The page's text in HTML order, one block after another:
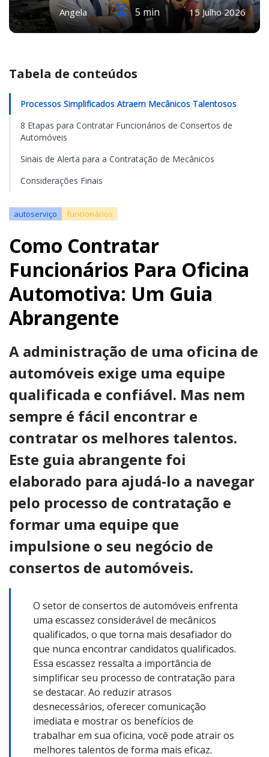
Angela 5 min 15 Julho 2026
Tabela de conteúdos
Processos Simplificados Atraem Mecânicos Talentosos
8 Etapas para Contratar Funcionários de Consertos de
Automóveis
Sinais de Alerta para a Contratação de Mecânicos
Considerações Finais
autoserviço funcionários
Como Contratar
Funcionários Para Oficina
Automotiva: Um Guia
Abrangente
A administração de uma oficina de
automóveis exige uma equipe
qualificada e confiável. Mas nem
sempre é fácil encontrar e
contratar os melhores talentos.
Este guia abrangente foi
elaborado para ajudá-lo a navegar
pelo processo de contratação e
formar uma equipe que
impulsione o seu negócio de
consertos de automóveis.
O setor de consertos de automóveis enfrenta
uma escassez considerável de mecânicos
qualificados, o que torna mais desafiador do
que nunca encontrar candidatos qualificados.
Essa escassez ressalta a importância de
simplificar seu processo de contratação para
se destacar. Ao reduzir atrasos
desnecessários, oferecer comunicação
imediata e mostrar os benefícios de
trabalhar em sua oficina, você pode atrair os
melhores talentos de forma mais eficaz.